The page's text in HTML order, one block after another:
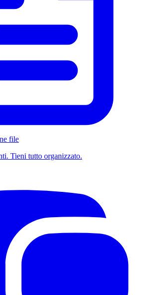
file
Tieni tutto organizzato.